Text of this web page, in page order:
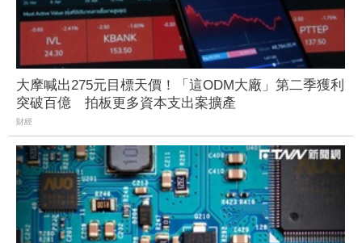
大摩喊出275元目標天價！「這ODM大廠」第二季獲利
突破百億 拍板更多資本支出案擴產
財經